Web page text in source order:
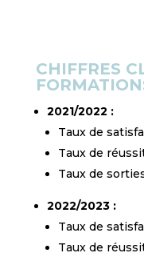
CHIFFRES
2021/2022 :
Taux de
Taux de
Taux de
2022/2023 :
Taux de
Taux de